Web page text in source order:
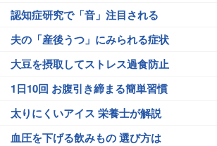
認知症研究で「音」注目される
夫の「産後うつ」にみられる症状
大豆を摂取してストレス過食防止
1日10回 お腹引き締まる簡単習慣
太りにくいアイス 栄養士が解説
血圧を下げる飲みもの 選び方は